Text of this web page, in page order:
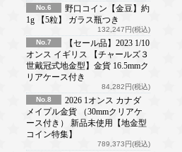
No.6
野口コイン【金豆】約
1g 【5粒】 ガラス瓶つき
132,247円(税込)
No.7
【セール品】2023 1/10
オンス イギリス 【チャールズ３
世戴冠式地金型】金貨 16.5mmク
リアケース付き
84,282円(税込)
No.8
2026 1オンス カナダ
メイプル金貨 （30mmクリアケ
ース付き） 新品未使用【地金型
コイン特集】
789,373円(税込)